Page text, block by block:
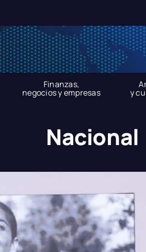
Finanzas,
negocios y empresas y
Nacional